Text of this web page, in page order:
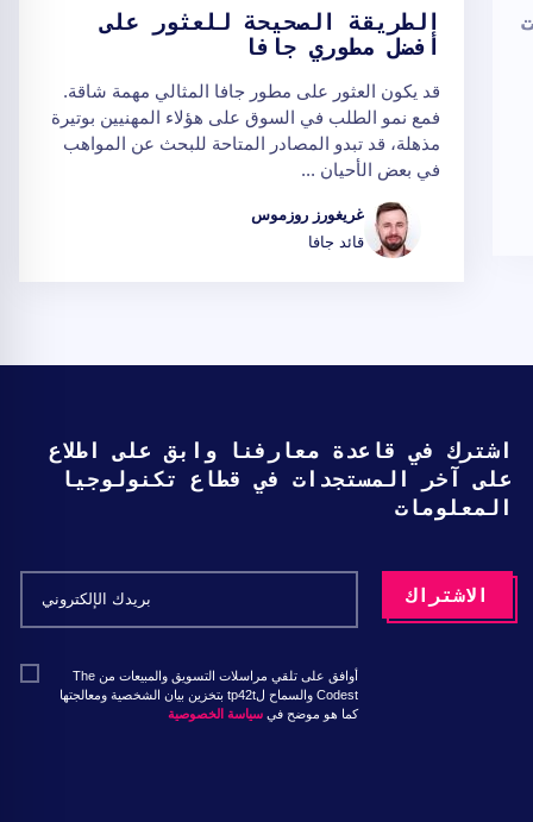
الطريقة الصحيحة للعثور على
أفضل مطوري جافا
قد يكون العثور على مطور جافا المثالي مهمة شاقة.
فمع نمو الطلب في السوق على هؤلاء المهنيين بوتيرة
مذهلة، قد تبدو المصادر المتاحة للبحث عن المواهب
في بعض الأحيان ...
غريغورز روزموس
قائد جافا
اشترك في قاعدة معارفنا وابق على اطلاع
على آخر المستجدات في قطاع تكنولوجيا
المعلومات
أوافق على تلقي مراسلات التسويق والمبيعات من The
Codest والسماح لtp42t بتخزين بيان الشخصية ومعالجتها
كما هو موضح في سياسة الخصوصية